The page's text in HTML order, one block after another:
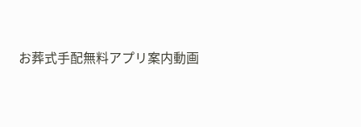
お葬式手配無料アプリ案内動画